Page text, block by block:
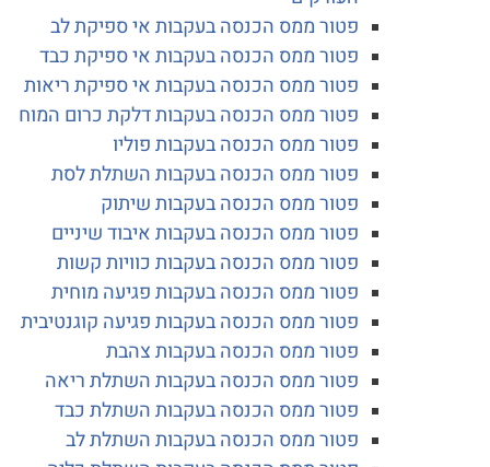
פטור ממס הכנסה בעקבות אי ספיקת לב
פטור ממס הכנסה בעקבות אי ספיקת כבד
פטור ממס הכנסה בעקבות אי ספיקת ריאות
פטור ממס הכנסה בעקבות דלקת כרום המוח
פטור ממס הכנסה בעקבות פוליו
פטור ממס הכנסה בעקבות השתלת לסת
פטור ממס הכנסה בעקבות שיתוק
פטור ממס הכנסה בעקבות איבוד שיניים
פטור ממס הכנסה בעקבות כוויות קשות
פטור ממס הכנסה בעקבות פגיעה מוחית
פטור ממס הכנסה בעקבות פגיעה קוגנטיבית
פטור ממס הכנסה בעקבות צהבת
פטור ממס הכנסה בעקבות השתלת ריאה
פטור ממס הכנסה בעקבות השתלת כבד
פטור ממס הכנסה בעקבות השתלת לב